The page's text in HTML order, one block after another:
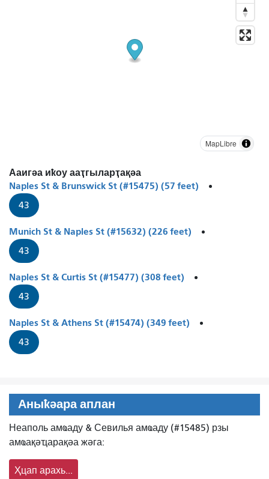
MapLibre
Ааигәа иҟоу ааҭгыларҭақәа
Naples St & Brunswick St (#15475) (57 feet)
43
Munich St & Naples St (#15632) (226 feet)
43
Naples St & Curtis St (#15477) (308 feet)
43
Naples St & Athens St (#15474) (349 feet)
43
Аныҟәара аплан
Неаполь амҩаду & Севилья амҩаду (#15485) рзы
амҩақәҵарақәа жәга:
Ҳцап арахь...